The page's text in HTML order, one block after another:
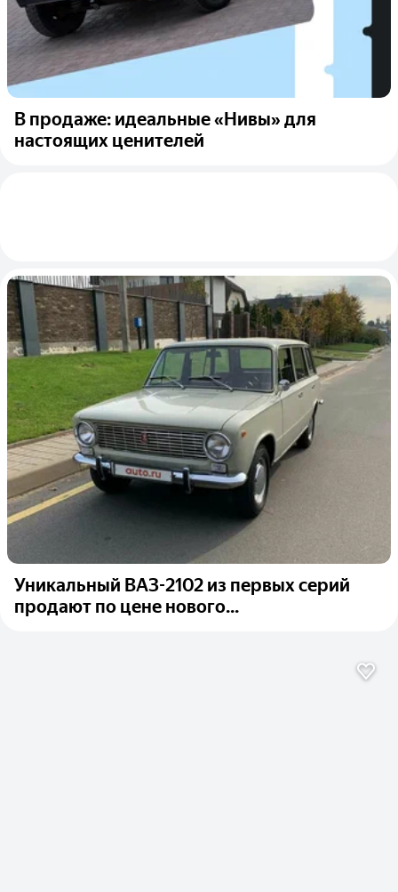
В продаже: идеальные «Нивы» для
настоящих ценителей
Уникальный ВАЗ-2102 из первых серий
продают по цене нового...